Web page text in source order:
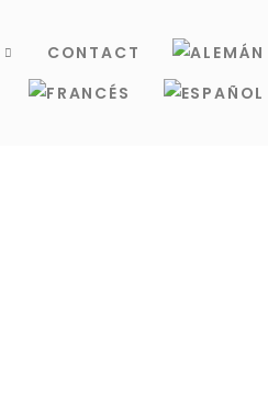
CONTACT